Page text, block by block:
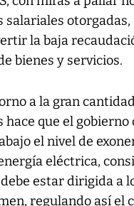
salariales otorgadas,
la baja
bienes y servicios.
a la gran
hace que el gobierno
el nivel de
eléctrica,
estar dirigida a
regulando así el